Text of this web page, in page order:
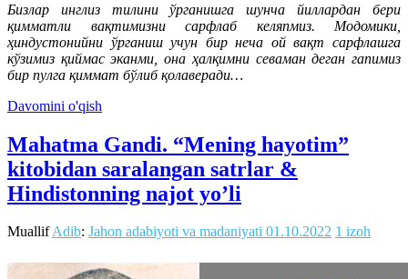
Бизлар инглиз тилини ўрганишга шунча йиллардан бери
қимматли вақтимизни сарфлаб келяпмиз. Модомики,
ҳиндустонийни ўрганиш учун бир неча ой вақт сарфлашга
кўзимиз қиймас эканми, она ҳалқимни севаман деган гапимиз
бир пулга қиммат бўлиб қолаверади…
Davomini o'qish
Mahatma Gandi. “Mening hayotim”
kitobidan saralangan satrlar &
Hindistonning najot yo’li
MuallifAdib: Jahon adabiyoti va madaniyati 01.10.2022 1 izoh